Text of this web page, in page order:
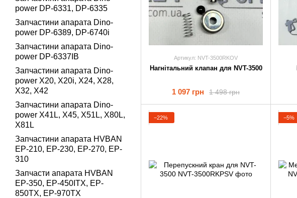
Артикул: NVT-3500RKOV
Нагнітальний клапан для NVT-3500
1 498 грн
1 097 грн
−22% −5%
power DP-6331, DP-6335
Запчастини апарата Dino-
power DP-6389, DP-6740i
Запчастини апарата Dino-
power DP-6337IB
Запчастини апарата Dino-
power X20, X20i, X24, X28,
X32, X42
Запчастини апарата Dino-
power X41L, X45, X51L, X80L,
X81L
Запчастини апарата HVBAN
EP-210, EP-230, EP-270, EP-
310
Запчасти апарата HVBAN
EP-350, EP-450ITX, EP-
850TX, EP-970TX